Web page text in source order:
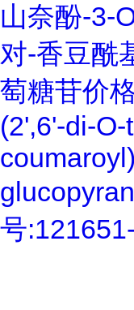
山奈酚-3-
对-香豆酰
萄糖苷价
(2',6'-di-
号